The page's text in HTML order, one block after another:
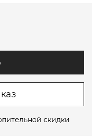
скидки